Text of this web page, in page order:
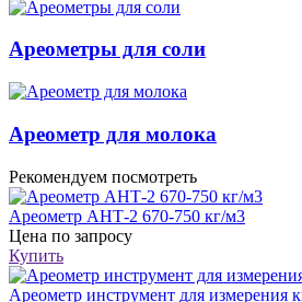
Ареометры для соли
Ареометр для молока
Рекомендуем посмотреть
Ареометр АНТ-2 670-750 кг/м3
Цена по запросу
Купить
Ареометр инструмент для измерения